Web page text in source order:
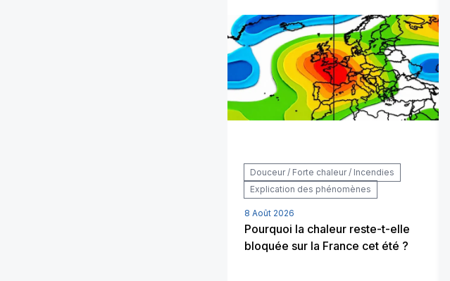
Douceur / Forte chaleur / Incendies
Explication des phénomènes
8 Août 2026
Pourquoi la chaleur reste-t-elle
bloquée sur la France cet été ?